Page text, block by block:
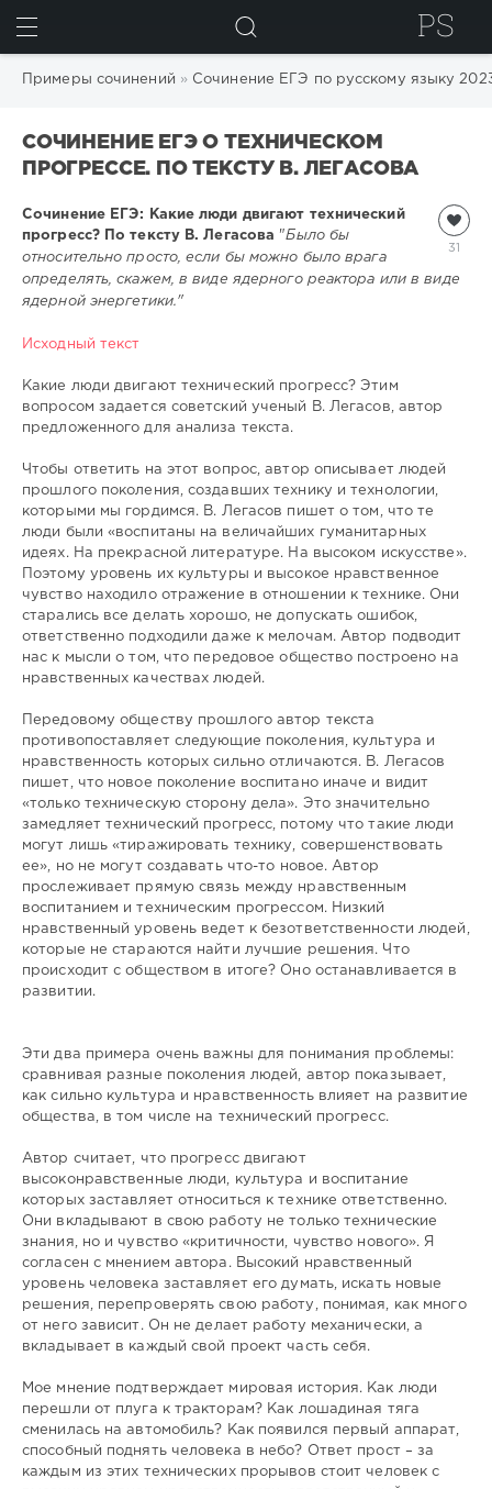
ИСКАТЬ
Примеры сочинений » Сочинение ЕГЭ по русскому языку
СОЧИНЕНИЕ ЕГЭ О ТЕХНИЧЕСКОМ
ПРОГРЕССЕ. ПО ТЕКСТУ В. ЛЕГАСОВА
31
Сочинение ЕГЭ: Какие люди двигают технический
прогресс? По тексту В. Легасова "Было бы
относительно просто, если бы можно было врага
определять, скажем, в виде ядерного реактора или в виде
ядерной энергетики."
Исходный текст
Какие люди двигают технический прогресс? Этим
вопросом задается советский ученый В. Легасов, автор
предложенного для анализа текста.
Чтобы ответить на этот вопрос, автор описывает людей
прошлого поколения, создавших технику и технологии,
которыми мы гордимся. В. Легасов пишет о том, что те
люди были «воспитаны на величайших гуманитарных
идеях. На прекрасной литературе. На высоком искусстве».
Поэтому уровень их культуры и высокое нравственное
чувство находило отражение в отношении к технике. Они
старались все делать хорошо, не допускать ошибок,
ответственно подходили даже к мелочам. Автор подводит
нас к мысли о том, что передовое общество построено на
нравственных качествах людей.
Передовому обществу прошлого автор текста
противопоставляет следующие поколения, культура и
нравственность которых сильно отличаются. В. Легасов
пишет, что новое поколение воспитано иначе и видит
«только техническую сторону дела». Это значительно
замедляет технический прогресс, потому что такие люди
могут лишь «тиражировать технику, совершенствовать
ее», но не могут создавать что-то новое. Автор
прослеживает прямую связь между нравственным
воспитанием и техническим прогрессом. Низкий
нравственный уровень ведет к безответственности людей,
которые не стараются найти лучшие решения. Что
происходит с обществом в итоге? Оно останавливается в
развитии.
Эти два примера очень важны для понимания проблемы:
сравнивая разные поколения людей, автор показывает,
как сильно культура и нравственность влияет на развитие
общества, в том числе на технический прогресс.
Автор считает, что прогресс двигают
высоконравственные люди, культура и воспитание
которых заставляет относиться к технике ответственно.
Они вкладывают в свою работу не только технические
знания, но и чувство «критичности, чувство нового». Я
согласен с мнением автора. Высокий нравственный
уровень человека заставляет его думать, искать новые
решения, перепроверять свою работу, понимая, как много
от него зависит. Он не делает работу механически, а
вкладывает в каждый свой проект часть себя.
Мое мнение подтверждает мировая история. Как люди
перешли от плуга к тракторам? Как лошадиная тяга
сменилась на автомобиль? Как появился первый аппарат,
способный поднять человека в небо? Ответ прост – за
каждым из этих технических прорывов стоит человек с